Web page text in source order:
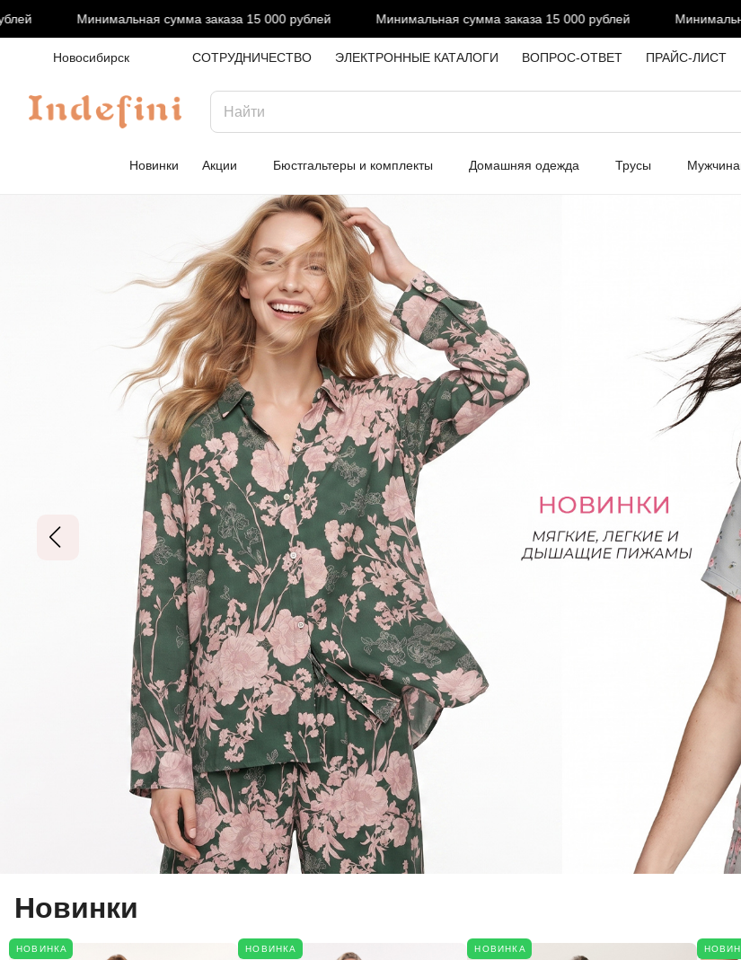
сумма заказа 15 000 рублей Минимальная сумма заказа 15 000 рублей Минимальная сумма
Новосибирск СОТРУДНИЧЕСТВО ЭЛЕКТРОННЫЕ КАТАЛОГИ ВОПРОС-ОТВЕТ ПРАЙС-ЛИСТ
Новинки Акции Бюстгальтеры и комплекты Домашняя одежда Трусы
Новинки
НОВИНКА НОВИНКА НОВИНКА